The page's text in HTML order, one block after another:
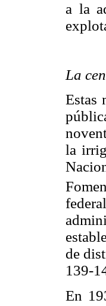
a la
La
Estas
la
de
139-
En